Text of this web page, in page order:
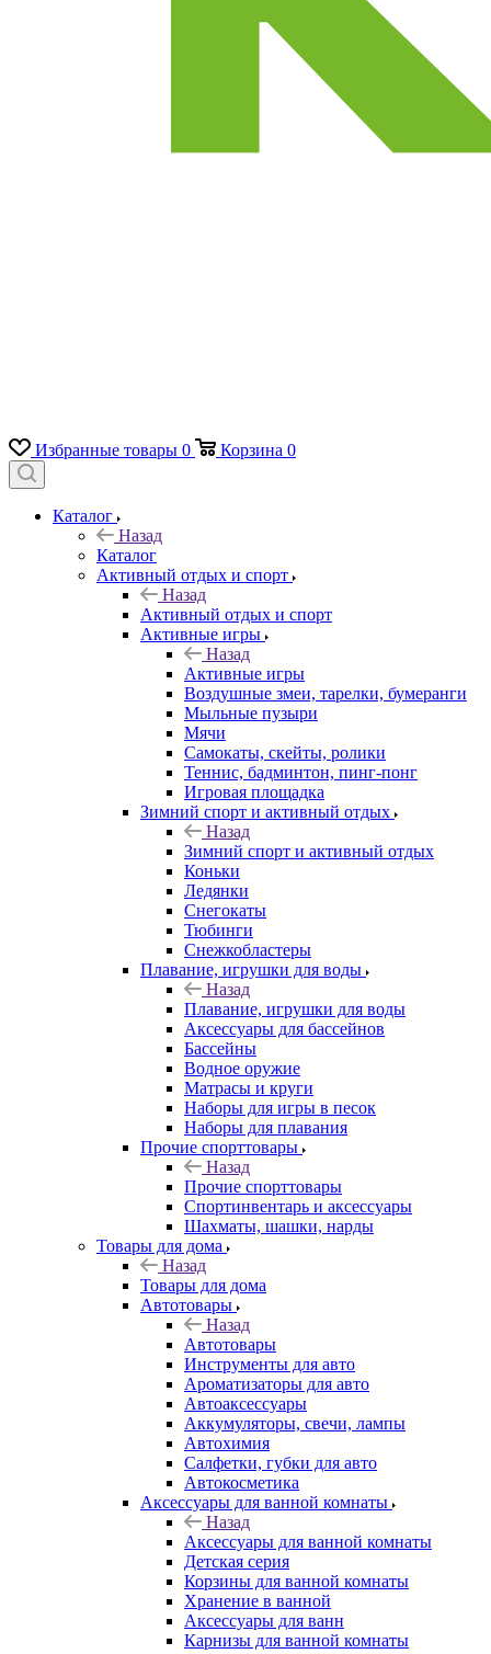
Избранные товары 0 Корзина 0
Каталог
Назад
Каталог
Активный отдых и спорт
Назад
Активный отдых и спорт
Активные игры
Назад
Активные игры
Воздушные змеи, тарелки, бумеранги
Мыльные пузыри
Мячи
Самокаты, скейты, ролики
Теннис, бадминтон, пинг-понг
Игровая площадка
Зимний спорт и активный отдых
Назад
Зимний спорт и активный отдых
Коньки
Ледянки
Снегокаты
Тюбинги
Снежкобластеры
Плавание, игрушки для воды
Назад
Плавание, игрушки для воды
Аксессуары для бассейнов
Бассейны
Водное оружие
Матрасы и круги
Наборы для игры в песок
Наборы для плавания
Прочие спорттовары
Назад
Прочие спорттовары
Спортинвентарь и аксессуары
Шахматы, шашки, нарды
Товары для дома
Назад
Товары для дома
Автотовары
Назад
Автотовары
Инструменты для авто
Ароматизаторы для авто
Автоаксессуары
Аккумуляторы, свечи, лампы
Автохимия
Салфетки, губки для авто
Автокосметика
Аксессуары для ванной комнаты
Назад
Аксессуары для ванной комнаты
Детская серия
Корзины для ванной комнаты
Хранение в ванной
Аксессуары для ванн
Карнизы для ванной комнаты